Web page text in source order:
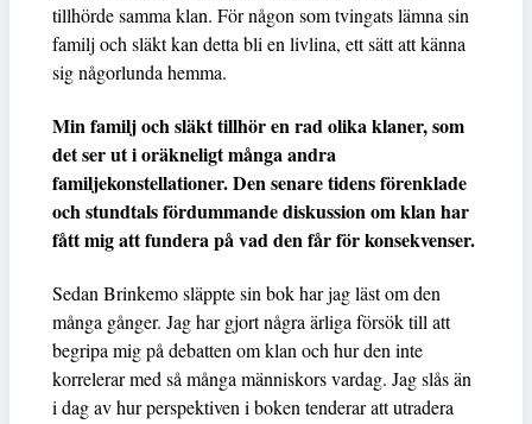
tillhörde samma klan. För någon som tvingats lämna sin
familj och släkt kan detta bli en livlina, ett sätt att känna
sig någorlunda hemma.
Min familj och släkt tillhör en rad olika klaner, som
det ser ut i oräkneligt många andra
familjekonstellationer. Den senare tidens förenklade
och stundtals fördummande diskussion om klan har
fått mig att fundera på vad den får för konsekvenser.
Sedan Brinkemo släppte sin bok har jag läst om den
många gånger. Jag har gjort några ärliga försök till att
begripa mig på debatten om klan och hur den inte
korrelerar med så många människors vardag. Jag slås än
i dag av hur perspektiven i boken tenderar att utradera